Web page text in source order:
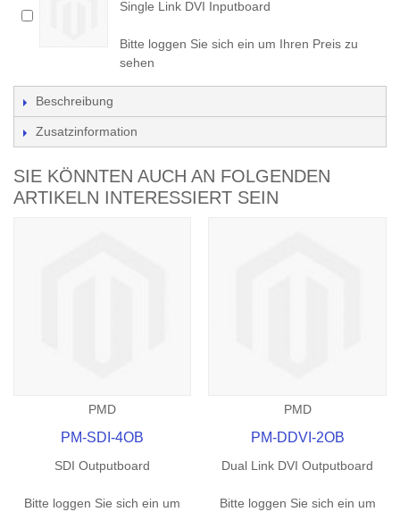
Single Link DVI Inputboard
Bitte loggen Sie sich ein um Ihren Preis zu
sehen
Beschreibung
Zusatzinformation
SIE KÖNNTEN AUCH AN FOLGENDEN
ARTIKELN INTERESSIERT SEIN
PMD
PM-SDI-4OB
SDI Outputboard
Bitte loggen Sie sich ein um
PMD
PM-DDVI-2OB
Dual Link DVI Outputboard
Bitte loggen Sie sich ein um